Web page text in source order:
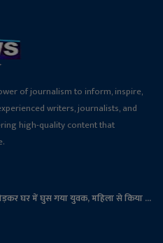
of journalism to inform, inspire,
writers, journalists, and
high-quality content that
घर में घुस गया युवक, महिला से किया ...